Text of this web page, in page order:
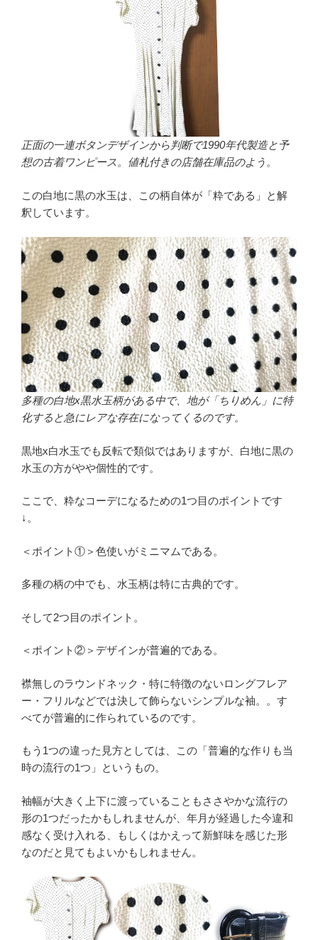
正面の一連ボタンデザインから判断で1990年代製造と予
想の古着ワンピース。値札付きの店舗在庫品のよう。
この白地に黒の水玉は、この柄自体が「粋である」と解
釈しています。
多種の白地x黒水玉柄がある中で、地が「ちりめん」に特
化すると急にレアな存在になってくるのです。
黒地x白水玉でも反転で類似ではありますが、白地に黒の
水玉の方がやや個性的です。
ここで、粋なコーデになるための1つ目のポイントです
↓。
＜ポイント①＞色使いがミニマムである。
多種の柄の中でも、水玉柄は特に古典的です。
そして2つ目のポイント。
＜ポイント②＞デザインが普遍的である。
襟無しのラウンドネック・特に特徴のないロングフレア
ー・フリルなどでは決して飾らないシンプルな袖。。す
べてが普遍的に作られているのです。
もう1つの違った見方としては、この「普遍的な作りも当
時の流行の1つ」というもの。
袖幅が大きく上下に渡っていることもささやかな流行の
形の1つだったかもしれませんが、年月が経過した今違和
感なく受け入れる、もしくはかえって新鮮味を感じた形
なのだと見てもよいかもしれません。